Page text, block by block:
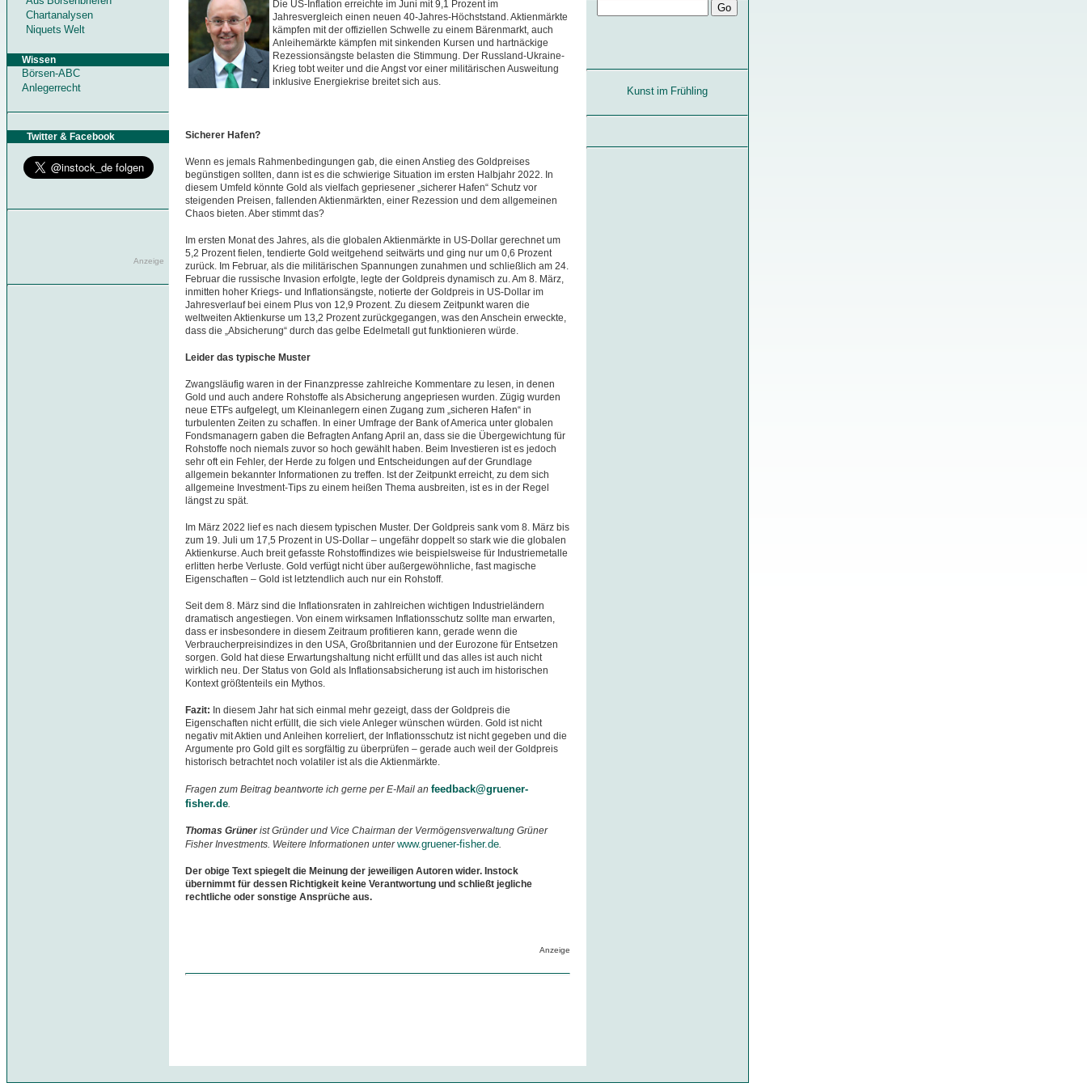
Chartanalysen
Niquets Welt
Wissen
Börsen-ABC
Anlegerrecht
Twitter & Facebook
Anzeige
Kunst im Frühling
Die US-Inflation erreichte im Juni mit 9,1 Prozent im
Jahresvergleich einen neuen 40-Jahres-Höchststand. Aktienmärkte
kämpfen mit der offiziellen Schwelle zu einem Bärenmarkt, auch
Anleihemärkte kämpfen mit sinkenden Kursen und hartnäckige
Rezessionsängste belasten die Stimmung. Der Russland-Ukraine-
Krieg tobt weiter und die Angst vor einer militärischen Ausweitung
inklusive Energiekrise breitet sich aus.
Sicherer Hafen?
Wenn es jemals Rahmenbedingungen gab, die einen Anstieg des Goldpreises
begünstigen sollten, dann ist es die schwierige Situation im ersten Halbjahr 2022. In
diesem Umfeld könnte Gold als vielfach gepriesener „sicherer Hafen“ Schutz vor
steigenden Preisen, fallenden Aktienmärkten, einer Rezession und dem allgemeinen
Chaos bieten. Aber stimmt das?
Im ersten Monat des Jahres, als die globalen Aktienmärkte in US-Dollar gerechnet um
5,2 Prozent fielen, tendierte Gold weitgehend seitwärts und ging nur um 0,6 Prozent
zurück. Im Februar, als die militärischen Spannungen zunahmen und schließlich am 24.
Februar die russische Invasion erfolgte, legte der Goldpreis dynamisch zu. Am 8. März,
inmitten hoher Kriegs- und Inflationsängste, notierte der Goldpreis in US-Dollar im
Jahresverlauf bei einem Plus von 12,9 Prozent. Zu diesem Zeitpunkt waren die
weltweiten Aktienkurse um 13,2 Prozent zurückgegangen, was den Anschein erweckte,
dass die „Absicherung“ durch das gelbe Edelmetall gut funktionieren würde.
Leider das typische Muster
Zwangsläufig waren in der Finanzpresse zahlreiche Kommentare zu lesen, in denen
Gold und auch andere Rohstoffe als Absicherung angepriesen wurden. Zügig wurden
neue ETFs aufgelegt, um Kleinanlegern einen Zugang zum „sicheren Hafen“ in
turbulenten Zeiten zu schaffen. In einer Umfrage der Bank of America unter globalen
Fondsmanagern gaben die Befragten Anfang April an, dass sie die Übergewichtung für
Rohstoffe noch niemals zuvor so hoch gewählt haben. Beim Investieren ist es jedoch
sehr oft ein Fehler, der Herde zu folgen und Entscheidungen auf der Grundlage
allgemein bekannter Informationen zu treffen. Ist der Zeitpunkt erreicht, zu dem sich
allgemeine Investment-Tips zu einem heißen Thema ausbreiten, ist es in der Regel
längst zu spät.
Im März 2022 lief es nach diesem typischen Muster. Der Goldpreis sank vom 8. März bis
zum 19. Juli um 17,5 Prozent in US-Dollar – ungefähr doppelt so stark wie die globalen
Aktienkurse. Auch breit gefasste Rohstoffindizes wie beispielsweise für Industriemetalle
erlitten herbe Verluste. Gold verfügt nicht über außergewöhnliche, fast magische
Eigenschaften – Gold ist letztendlich auch nur ein Rohstoff.
Seit dem 8. März sind die Inflationsraten in zahlreichen wichtigen Industrieländern
dramatisch angestiegen. Von einem wirksamen Inflationsschutz sollte man erwarten,
dass er insbesondere in diesem Zeitraum profitieren kann, gerade wenn die
Verbraucherpreisindizes in den USA, Großbritannien und der Eurozone für Entsetzen
sorgen. Gold hat diese Erwartungshaltung nicht erfüllt und das alles ist auch nicht
wirklich neu. Der Status von Gold als Inflationsabsicherung ist auch im historischen
Kontext größtenteils ein Mythos.
Fazit: In diesem Jahr hat sich einmal mehr gezeigt, dass der Goldpreis die
Eigenschaften nicht erfüllt, die sich viele Anleger wünschen würden. Gold ist nicht
negativ mit Aktien und Anleihen korreliert, der Inflationsschutz ist nicht gegeben und die
Argumente pro Gold gilt es sorgfältig zu überprüfen – gerade auch weil der Goldpreis
historisch betrachtet noch volatiler ist als die Aktienmärkte.
Fragen zum Beitrag beantworte ich gerne per E-Mail an feedback@gruener-
fisher.de
Thomas Grünerist Gründer und Vice Chairman der Vermögensverwaltung Grüner
Fisher Investments. Weitere Informationen unterwww.gruener-fisher.de
Der obige Text spiegelt die Meinung der jeweiligen Autoren wider. Instock
übernimmt für dessen Richtigkeit keine Verantwortung und schließt jegliche
rechtliche oder sonstige Ansprüche aus.
Anzeige